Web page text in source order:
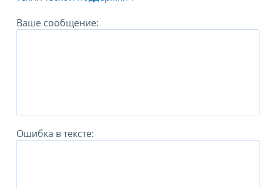
Ваше сообщение:
Ошибка в тексте: